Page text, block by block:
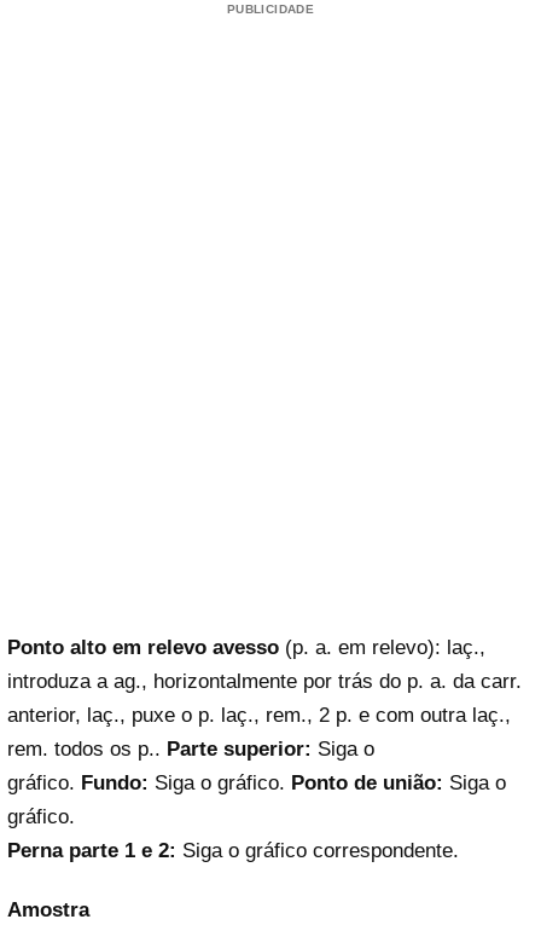
PUBLICIDADE
Ponto alto em relevo avesso (p. a. em relevo): laç.,
introduza a ag., horizontalmente por trás do p. a. da carr.
anterior, laç., puxe o p. laç., rem., 2 p. e com outra laç.,
rem. todos os p.. Parte superior: Siga o
gráfico. Fundo: Siga o gráfico. Ponto de união: Siga o
gráfico.
Perna parte 1 e 2: Siga o gráfico correspondente.
Amostra